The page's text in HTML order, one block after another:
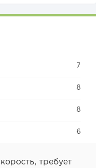
7
8
8
6
требует